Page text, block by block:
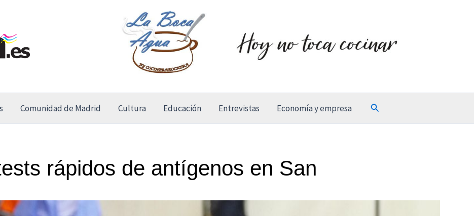
Comunidad de Madrid Cultura Educación Entrevistas Economía y empresa Buscar
rápidos de antígenos en San